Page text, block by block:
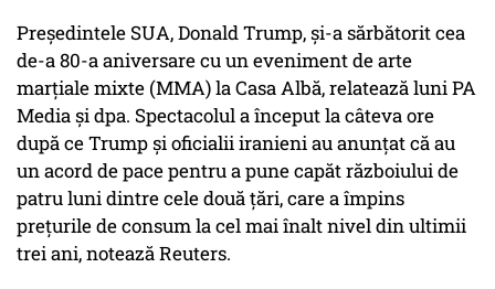
Preşedintele SUA, Donald Trump, şi-a sărbătorit cea
de-a 80-a aniversare cu un eveniment de arte
marţiale mixte (MMA) la Casa Albă, relatează luni PA
Media şi dpa. Spectacolul a început la câteva ore
după ce Trump şi oficialii iranieni au anunţat că au
un acord de pace pentru a pune capăt războiului de
patru luni dintre cele două ţări, care a împins
preţurile de consum la cel mai înalt nivel din ultimii
trei ani, notează Reuters.